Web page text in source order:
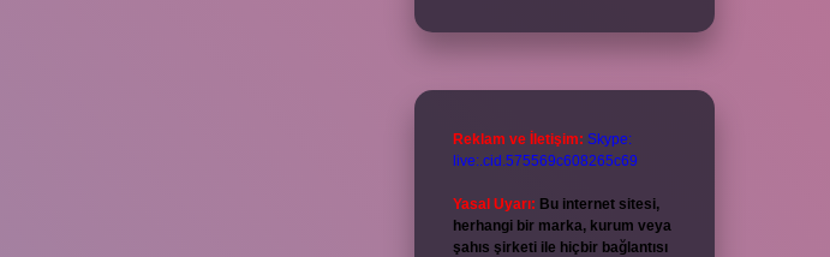
Reklam ve İletişim: Skype:
live:.cid.575569c608265c69
Yasal Uyarı: Bu internet sitesi,
herhangi bir marka, kurum veya
şahıs şirketi ile hiçbir bağlantısı